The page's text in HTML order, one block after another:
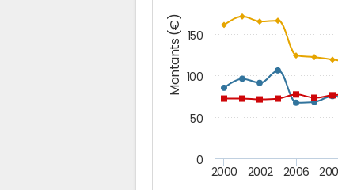
Montants (€)
2000 2002 2006
0
50
100
150